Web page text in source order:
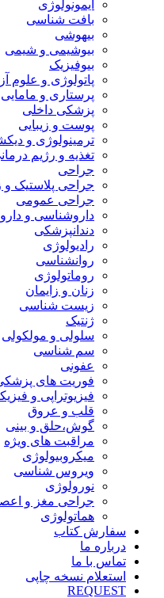
ایمونولوژی
بافت شناسی
بیهوشی
بیوشیمی و شیمی
بیوفیزیک
پاتولوژی و علوم
پرستاری و مامایی
پزشکی داخلی
پوست و زیبایی
ترمینولوژی و
تغذیه و رژیم
جراحی
جراحی پلاستیک و
جراحی عمومی
داروشناسی و
دندانپزشکی
رادیولوژی
روانشناسی
روماتولوژی
زنان و زایمان
زیست شناسی
ژنتیک
سلولی و مولکولی
سم شناسی
عفونی
فوریت های
فیزیوتراپی و
قلب و عروق
گوش،حلق و بینی
مراقبت های ویژه
میکروبیولوژی
ویروس شناسی
نورولوژی
جراحی مغز و
هماتولوژی
سفارش کتاب
درباره ما
تماس با ما
استعلام نسخه چاپی
REQUEST